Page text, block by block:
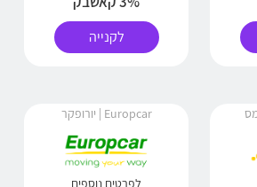
לקנייה
Europcar | יורופקר